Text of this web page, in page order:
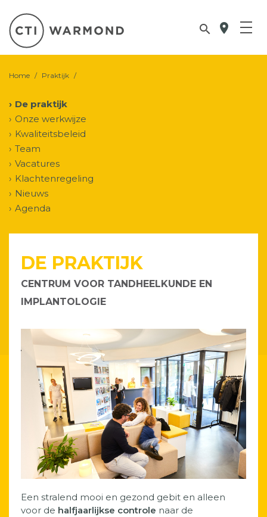
 location_on
Home / Praktijk /
De praktijk
Onze werkwijze
Kwaliteitsbeleid
Team
Vacatures
Klachtenregeling
Nieuws
Agenda
DE PRAKTIJK
CENTRUM VOOR TANDHEELKUNDE EN
IMPLANTOLOGIE
Een stralend mooi en gezond gebit en alleen
voor de halfjaarlijkse controle naar de